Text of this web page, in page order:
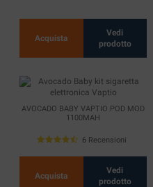
Acquista
Vedi
prodotto
AVOCADO BABY VAPTIO POD MOD
1100MAH
6 Recensioni
Acquista
Vedi
prodotto